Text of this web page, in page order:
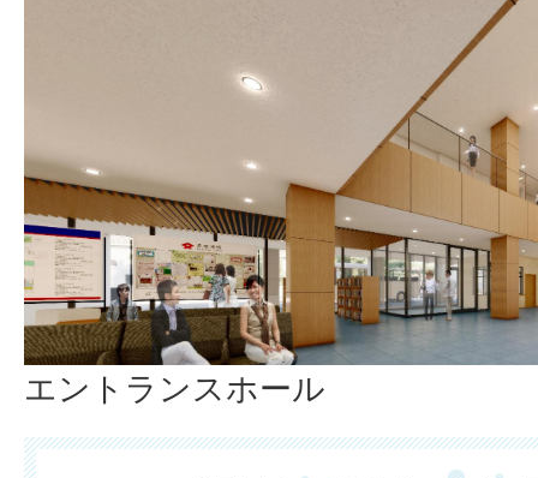
エントランスホール